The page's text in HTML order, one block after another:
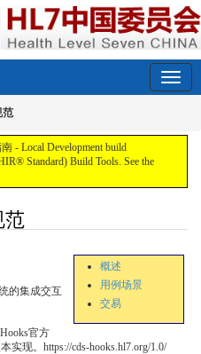
范
- Local Development build
Standard) Build Tools. See the
范
概述
用例场景
交易
的集成交互
官方
实现。https://cds-hooks.hl7.org/1.0/